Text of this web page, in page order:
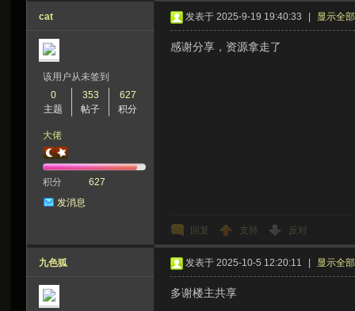
cat
该用户从未签到
0
主题
353
帖子
627
积分
大佬
积分
627
发消息
发表于 2025-9-19 19:40:33 显示全
感谢分享，资源拿走了
回复 支持 反对
九色狐 发表于 2025-10-5 12:20:11 显示全
多谢楼主共享